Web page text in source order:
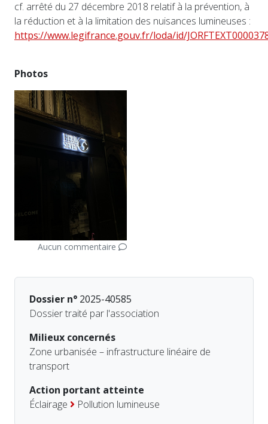
cf. arrêté du 27 décembre 2018 relatif à la prévention, à
la réduction et à la limitation des nuisances lumineuses :
https://www.legifrance.gouv.fr/loda/id/
Photos
Aucun commentaire
Dossier n° 2025-40585
Dossier traité par l'association
Milieux concernés
Zone urbanisée – infrastructure linéaire de
transport
Action portant atteinte
Éclairage
Pollution lumineuse